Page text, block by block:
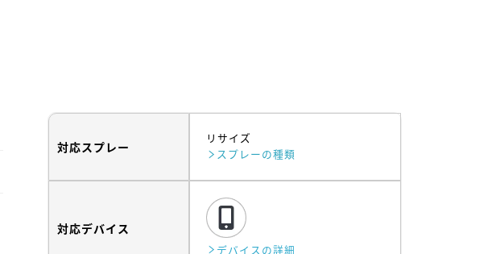
対応スプレー
リサイズ
スプレーの種類
対応デバイス
デバイスの詳細